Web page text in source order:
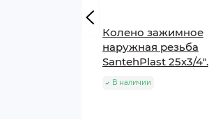
Колено зажимное
наружная резьба
SantehPlast 25х3/4".
В наличии